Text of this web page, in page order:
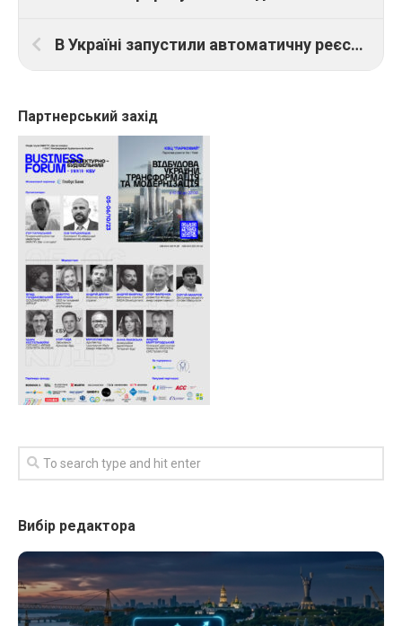
В Україні запустили автоматичну реєстрацію ТОВ на порталі Дія
Партнерський захід
Вибір редактора